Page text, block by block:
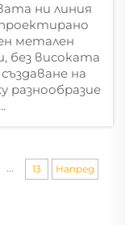
ни линия
метален
без високата
на
разнообразие
... 13 Напред